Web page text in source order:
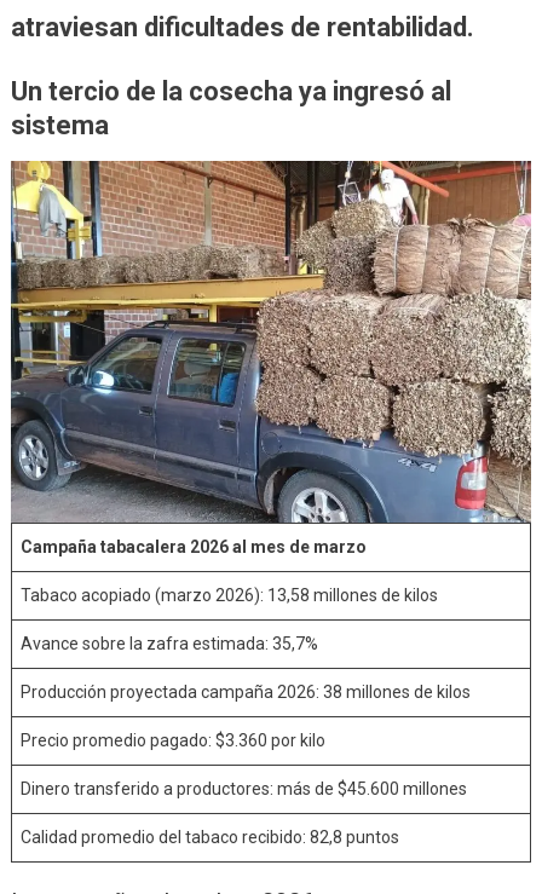
atraviesan dificultades de rentabilidad.
Un tercio de la cosecha ya ingresó al
sistema
Campaña tabacalera 2026 al mes de marzo
Tabaco acopiado (marzo 2026): 13,58 millones de kilos
Avance sobre la zafra estimada: 35,7%
Producción proyectada campaña 2026: 38 millones de kilos
Precio promedio pagado: $3.360 por kilo
Dinero transferido a productores: más de $45.600 millones
Calidad promedio del tabaco recibido: 82,8 puntos